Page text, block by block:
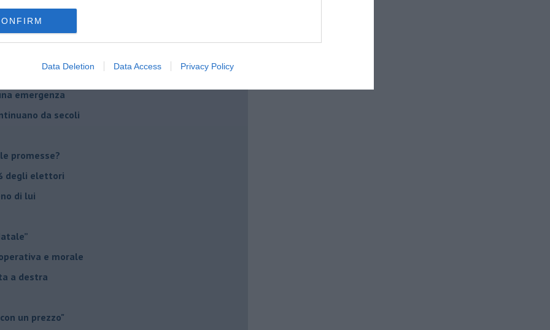
Data Deletion Data Access Privacy Policy
israeliana
emergenza
da secoli
promesse?
degli elettori
di lui
e morale
a destra
un prezzo"